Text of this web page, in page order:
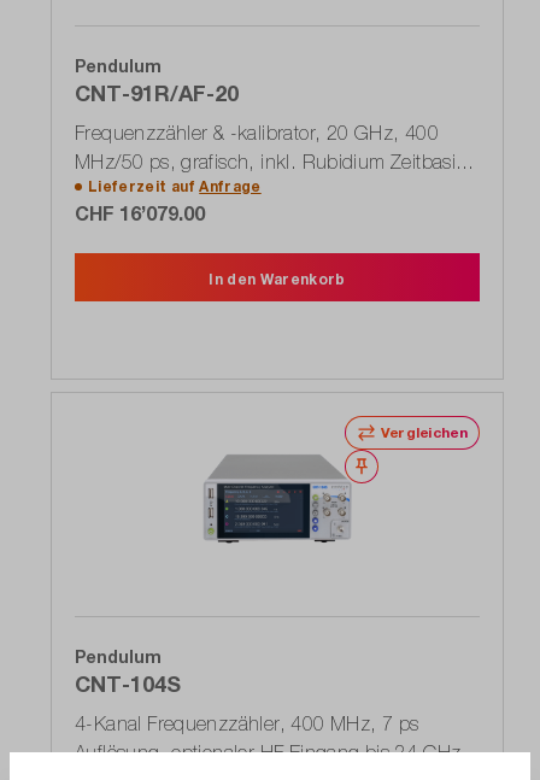
Pendulum
CNT-91R/AF-20
Frequenzzähler & -kalibrator, 20 GHz, 400
MHz/50 ps, grafisch, inkl. Rubidium Zeitbasis
+ CNT-OPT-14B
Lieferzeit aufAnfrage
CHF 16’079.00
In den Warenkorb
Vergleichen
Merken
Pendulum
CNT-104S
4-Kanal Frequenzzähler, 400 MHz, 7 ps
Auflösung, optionaler HF Eingang bis 24 GHz